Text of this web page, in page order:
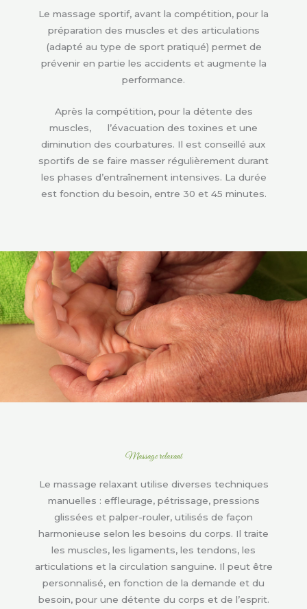
Le massage sportif, avant la compétition, pour la
préparation des muscles et des articulations
(adapté au type de sport pratiqué) permet de
prévenir en partie les accidents et augmente la
performance.
Après la compétition, pour la détente des
muscles, l’évacuation des toxines et une
diminution des courbatures. Il est conseillé aux
sportifs de se faire masser régulièrement durant
les phases d’entraînement intensives. La durée
est fonction du besoin, entre 30 et 45 minutes.
Massage relaxant
Le massage relaxant utilise diverses techniques
manuelles : effleurage, pétrissage, pressions
glissées et palper-rouler, utilisés de façon
harmonieuse selon les besoins du corps. Il traite
les muscles, les ligaments, les tendons, les
articulations et la circulation sanguine. Il peut être
personnalisé, en fonction de la demande et du
besoin, pour une détente du corps et de l’esprit.